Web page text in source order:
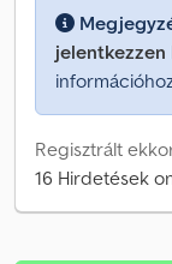
jelentkezzen
Regisztrált
16 Hirdetések